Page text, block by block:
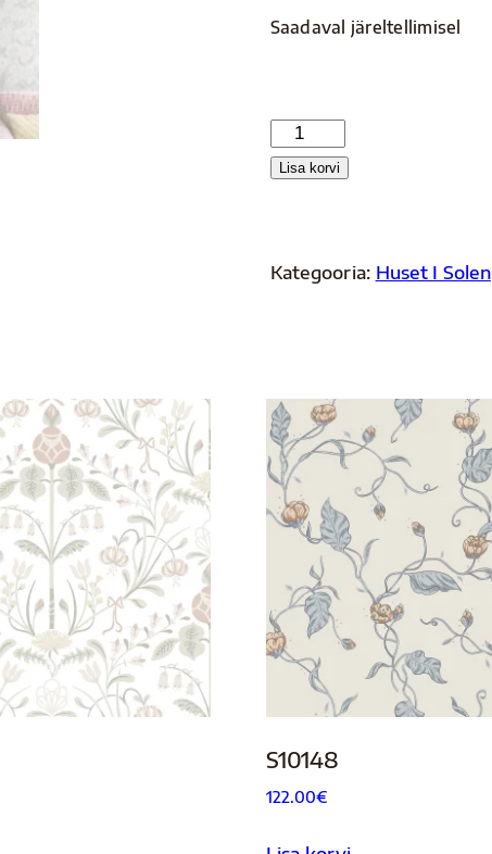
Saadaval järeltellimisel
S10159
kogus
Lisa korvi
Kategooria: Huset I Solen
S10148
122.00€